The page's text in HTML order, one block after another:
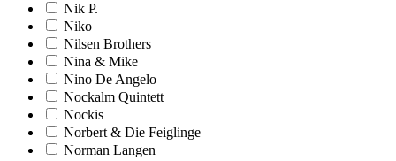
Nik P.
Niko
Nilsen Brothers
Nina & Mike
Nino De Angelo
Nockalm Quintett
Nockis
Norbert & Die Feiglinge
Norman Langen